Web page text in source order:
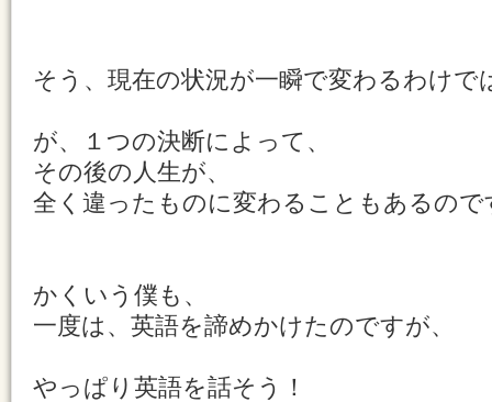
そう、現在の状況が一瞬で変わるわけで
が、１つの決断によって、
その後の人生が、
全く違ったものに変わることもあるので
かくいう僕も、
一度は、英語を諦めかけたのですが、
やっぱり英語を話そう！